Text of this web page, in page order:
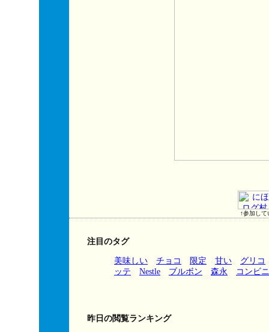
↑参加して
注目のタグ
美味しい チョコ 限定 甘い
グリコ
ッテ
Nestle ブルボン 森永 コンビニ
昨日の閲覧ランキング